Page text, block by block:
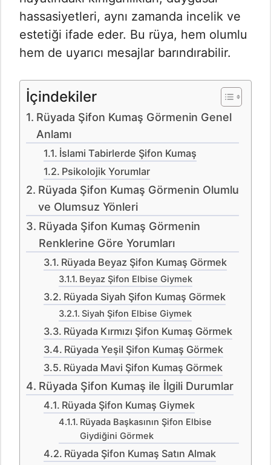
hassasiyetleri, aynı zamanda incelik ve
estetiği ifade eder. Bu rüya, hem olumlu
hem de uyarıcı mesajlar barındırabilir.
İçindekiler
Rüyada Şifon Kumaş Görmenin Genel
Anlamı
İslami Tabirlerde Şifon Kumaş
Psikolojik Yorumlar
Rüyada Şifon Kumaş Görmenin Olumlu
ve Olumsuz Yönleri
Rüyada Şifon Kumaş Görmenin
Renklerine Göre Yorumları
Rüyada Beyaz Şifon Kumaş Görmek
Beyaz Şifon Elbise Giymek
Rüyada Siyah Şifon Kumaş Görmek
Siyah Şifon Elbise Giymek
Rüyada Kırmızı Şifon Kumaş Görmek
Rüyada Yeşil Şifon Kumaş Görmek
Rüyada Mavi Şifon Kumaş Görmek
Rüyada Şifon Kumaş ile İlgili Durumlar
Rüyada Şifon Kumaş Giymek
Rüyada Başkasının Şifon Elbise
Giydiğini Görmek
Rüyada Şifon Kumaş Satın Almak